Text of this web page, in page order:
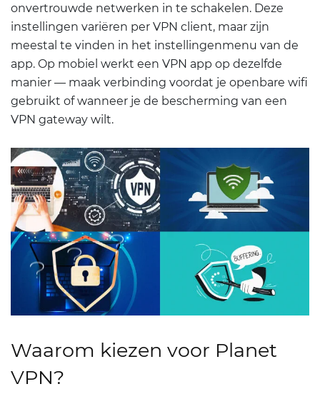
onvertrouwde netwerken in te schakelen. Deze
instellingen variëren per VPN client, maar zijn
meestal te vinden in het instellingenmenu van de
app. Op mobiel werkt een VPN app op dezelfde
manier — maak verbinding voordat je openbare wifi
gebruikt of wanneer je de bescherming van een
VPN gateway wilt.
Waarom kiezen voor Planet
VPN?